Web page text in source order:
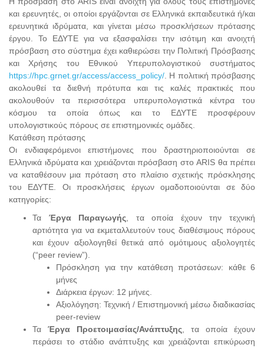
και ερευνητές, οι οποίοι εργάζονται σε Ελληνικά εκπαιδευτικά ή/και
ερευνητικά ιδρύματα, και γίνεται μέσω προσκλήσεων πρότασης
έργου. Το ΕΔΥΤΕ για να εξασφαλίσει την ισότιμη και ανοιχτή
πρόσβαση στο σύστημα έχει καθιερώσει την Πολιτική Πρόσβασης
και Χρήσης του Εθνικού Υπερυπολογιστικού συστήματος
https://hpc.grnet.gr/access/access_policy/ . Η πολιτική πρόσβασης
ακολουθεί τα διεθνή πρότυπα και τις καλές πρακτικές που
ακολουθούν τα περισσότερα υπερυπολογιστικά κέντρα του
κόσμου τα οποία όπως και το ΕΔΥΤΕ προσφέρουν
υπολογιστικούς πόρους σε επιστημονικές ομάδες.
Κατάθεση πρότασης
Οι ενδιαφερόμενοι επιστήμονες που δραστηριοποιούνται σε
Ελληνικά ιδρύματα και χρειάζονται πρόσβαση στο ARIS θα πρέπει
να καταθέσουν μια πρόταση στο πλαίσιο σχετικής πρόσκλησης
του ΕΔΥΤΕ. Οι προσκλήσεις έργων ομαδοποιούνται σε δύο
κατηγορίες:
Τα Έργα Παραγωγής , τα οποία έχουν την τεχνική
αρτιότητα για να εκμεταλλευτούν τους διαθέσιμους πόρους
και έχουν αξιολογηθεί θετικά από ομότιμους αξιολογητές
(“peer review”).
Πρόσκληση για την κατάθεση προτάσεων: κάθε 6
μήνες
Διάρκεια έργων: 12 μήνες.
Αξιολόγηση: Τεχνική / Επιστημονική μέσω διαδικασίας
peer-review
Τα Έργα Προετοιμασίας/Ανάπτυξης , τα οποία έχουν
περάσει το στάδιο ανάπτυξης και χρειάζονται επικύρωση